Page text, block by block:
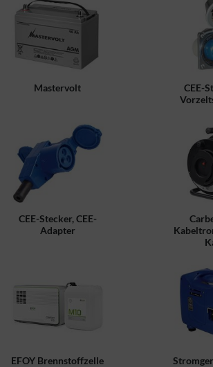
Mastervolt
CEE-
CEE-Stecker, CEE-
Adapter
EFOY Brennstoffzelle